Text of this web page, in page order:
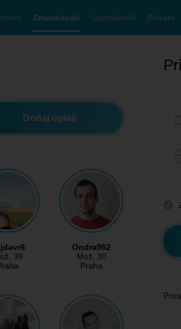
Zmenkovati Uporabniki Debate
Dodaj oglas
, 39
Ondra962
Mož, 30
Praha